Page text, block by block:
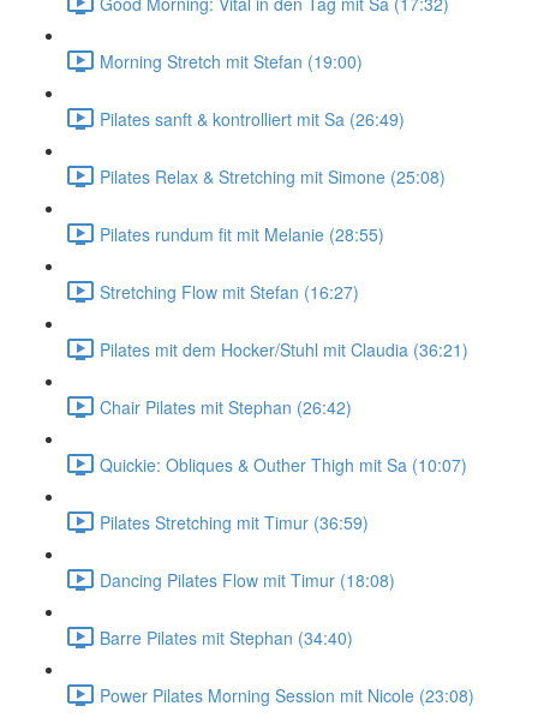
Morning Stretch mit Stefan (19:00)
Pilates sanft & kontrolliert mit Sa (26:49)
Pilates Relax & Stretching mit Simone (25:08)
Pilates rundum fit mit Melanie (28:55)
Stretching Flow mit Stefan (16:27)
Pilates mit dem Hocker/Stuhl mit Claudia (36:21)
Chair Pilates mit Stephan (26:42)
Quickie: Obliques & Outher Thigh mit Sa (10:07)
Pilates Stretching mit Timur (36:59)
Dancing Pilates Flow mit Timur (18:08)
Barre Pilates mit Stephan (34:40)
Power Pilates Morning Session mit Nicole (23:08)